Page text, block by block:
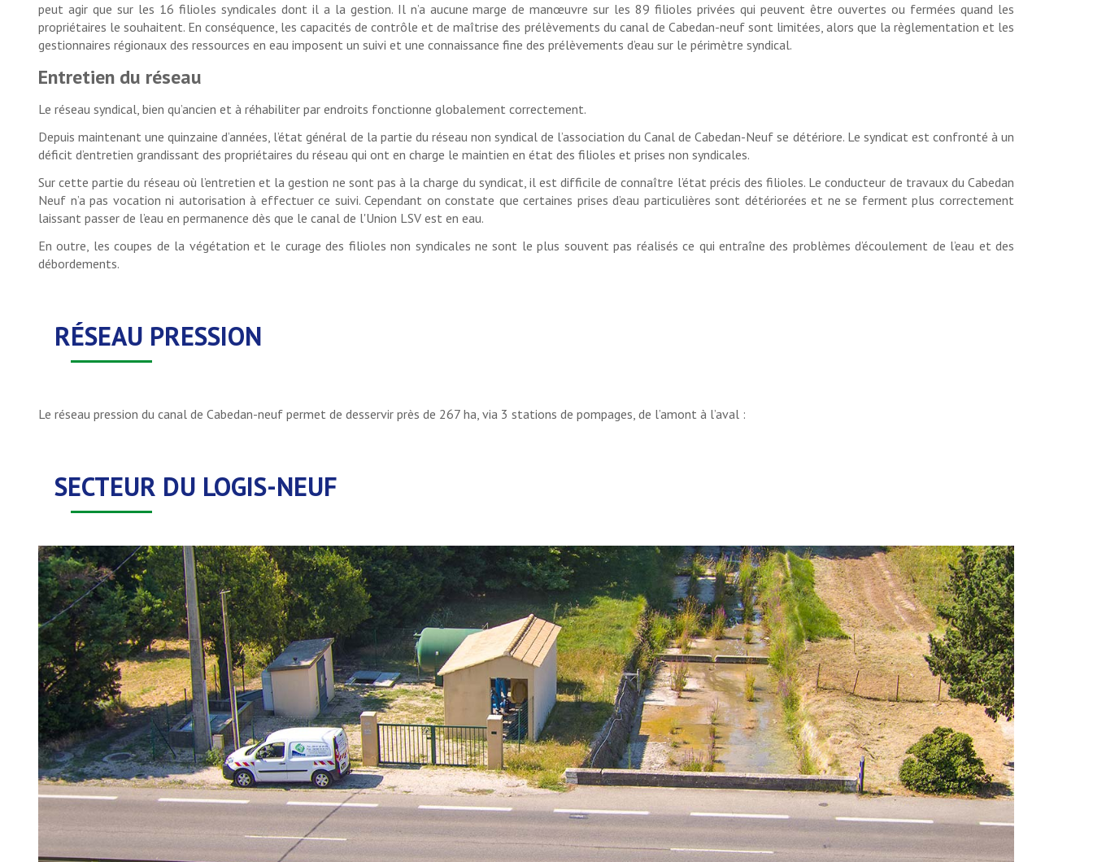
peut agir que sur les 16 filioles syndicales dont il a la gestion. Il n’a aucune marge de manœuvre sur les 89 filioles privées qui peuvent être ouvertes ou fermées quand les
propriétaires le souhaitent. En conséquence, les capacités de contrôle et de maîtrise des prélèvements du canal de Cabedan-neuf sont limitées, alors que la règlementation et les
gestionnaires régionaux des ressources en eau imposent un suivi et une connaissance fine des prélèvements d’eau sur le périmètre syndical.
Entretien du réseau
Le réseau syndical, bien qu’ancien et à réhabiliter par endroits fonctionne globalement correctement.
Depuis maintenant une quinzaine d’années, l’état général de la partie du réseau non syndical de l’association du Canal de Cabedan-Neuf se détériore. Le syndicat est confronté à un
déficit d’entretien grandissant des propriétaires du réseau qui ont en charge le maintien en état des filioles et prises non syndicales.
Sur cette partie du réseau où l’entretien et la gestion ne sont pas à la charge du syndicat, il est difficile de connaître l’état précis des filioles. Le conducteur de travaux du Cabedan
Neuf n’a pas vocation ni autorisation à effectuer ce suivi. Cependant on constate que certaines prises d’eau particulières sont détériorées et ne se ferment plus correctement
laissant passer de l’eau en permanence dès que le canal de l'Union LSV est en eau.
En outre, les coupes de la végétation et le curage des filioles non syndicales ne sont le plus souvent pas réalisés ce qui entraîne des problèmes d’écoulement de l’eau et des
débordements.
RÉSEAU PRESSION
Le réseau pression du canal de Cabedan-neuf permet de desservir près de 267 ha, via 3 stations de pompages, de l’amont à l’aval :
SECTEUR DU LOGIS-NEUF